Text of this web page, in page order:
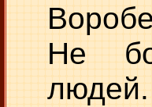
Не
людей.